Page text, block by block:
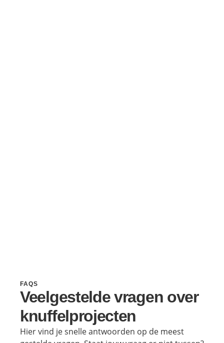
FAQS
Veelgestelde vragen over
knuffelprojecten
Hier vind je snelle antwoorden op de meest